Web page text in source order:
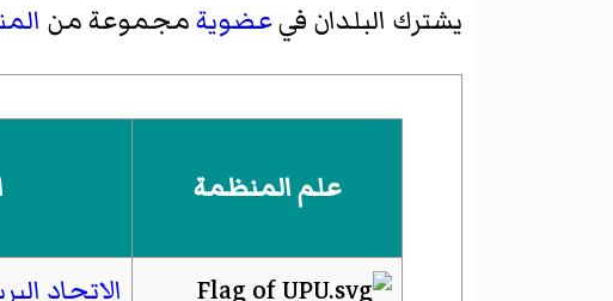
يشترك البلدان فيعضويةمجموعة من
علم المنظمة
الاتحاد